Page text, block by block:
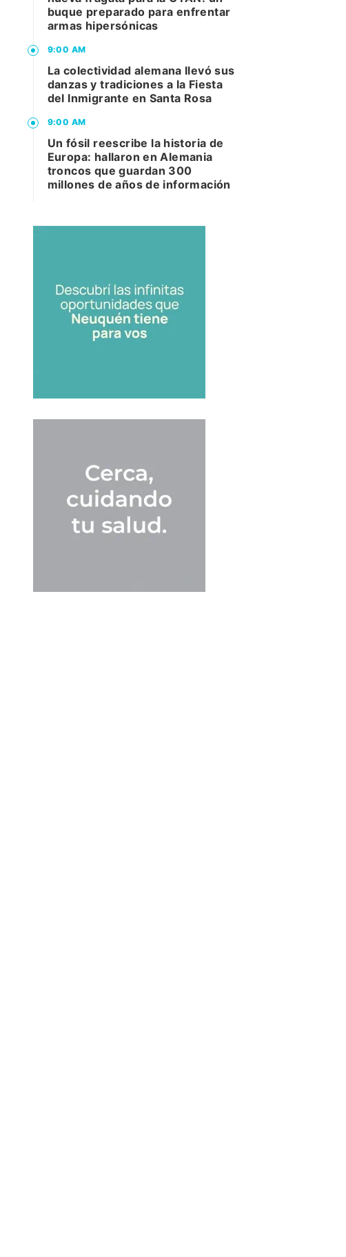
buque preparado para enfrentar
armas hipersónicas
9:00 AM
La colectividad alemana llevó sus
danzas y tradiciones a la Fiesta
del Inmigrante en Santa Rosa
9:00 AM
Un fósil reescribe la historia de
Europa: hallaron en Alemania
troncos que guardan 300
millones de años de información